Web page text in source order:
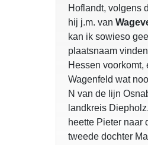
Hoflandt, volgens
hij j.m. van
kan ik sowieso
plaatsnaam
Hessen voorkomt,
Wagenfeld wat
N van de lijn
landkreis
heette Pieter naar
tweede dochter